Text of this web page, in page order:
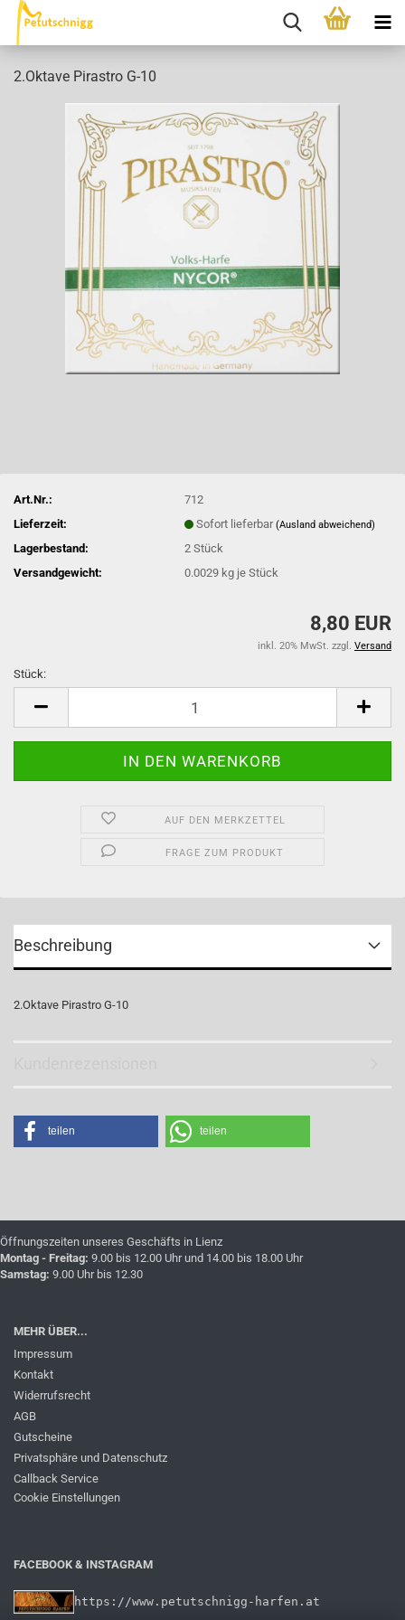
2.Oktave Pirastro G-10
Art.Nr.:
712
Lieferzeit:
Sofort lieferbar(Ausland abweichend)
Lagerbestand: 2Stück
Versandgewicht:
0.0029 kg je Stück
8,80 EUR
inkl. 20% MwSt. zzgl. Versand
Stück:
AUF DEN MERKZETTEL
FRAGE ZUM PRODUKT
Beschreibung
2.Oktave Pirastro G-10
teilen teilen
Öffnungszeiten unseres Geschäfts in Lienz
Montag - Freitag: 9.00 bis 12.00 Uhr und 14.00 bis 18.00 Uhr
Samstag: 9.00 Uhr bis 12.30
MEHR ÜBER...
Impressum
Kontakt
Widerrufsrecht
AGB
Gutscheine
Privatsphäre und Datenschutz
Callback Service
Cookie Einstellungen
FACEBOOK & INSTAGRAM
https://www.petutschnigg-harfen.at